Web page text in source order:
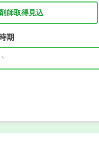
師取得見込
年 3月
期